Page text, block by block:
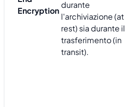
Encryption
durante
l'archiviazione (at
rest) sia durante il
trasferimento (in
transit).